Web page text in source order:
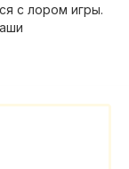
с лором игры.